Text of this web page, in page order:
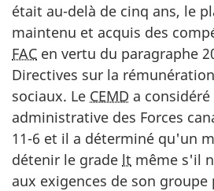
était au-delà de cinq ans, le
maintenu et acquis des
FAC en vertu du paragraphe
Directives sur la
sociaux. Le CEMD a
administrative des Forces
11-6 et il a déterminé qu'un
détenir le grade lt même s'il
aux exigences de son groupe